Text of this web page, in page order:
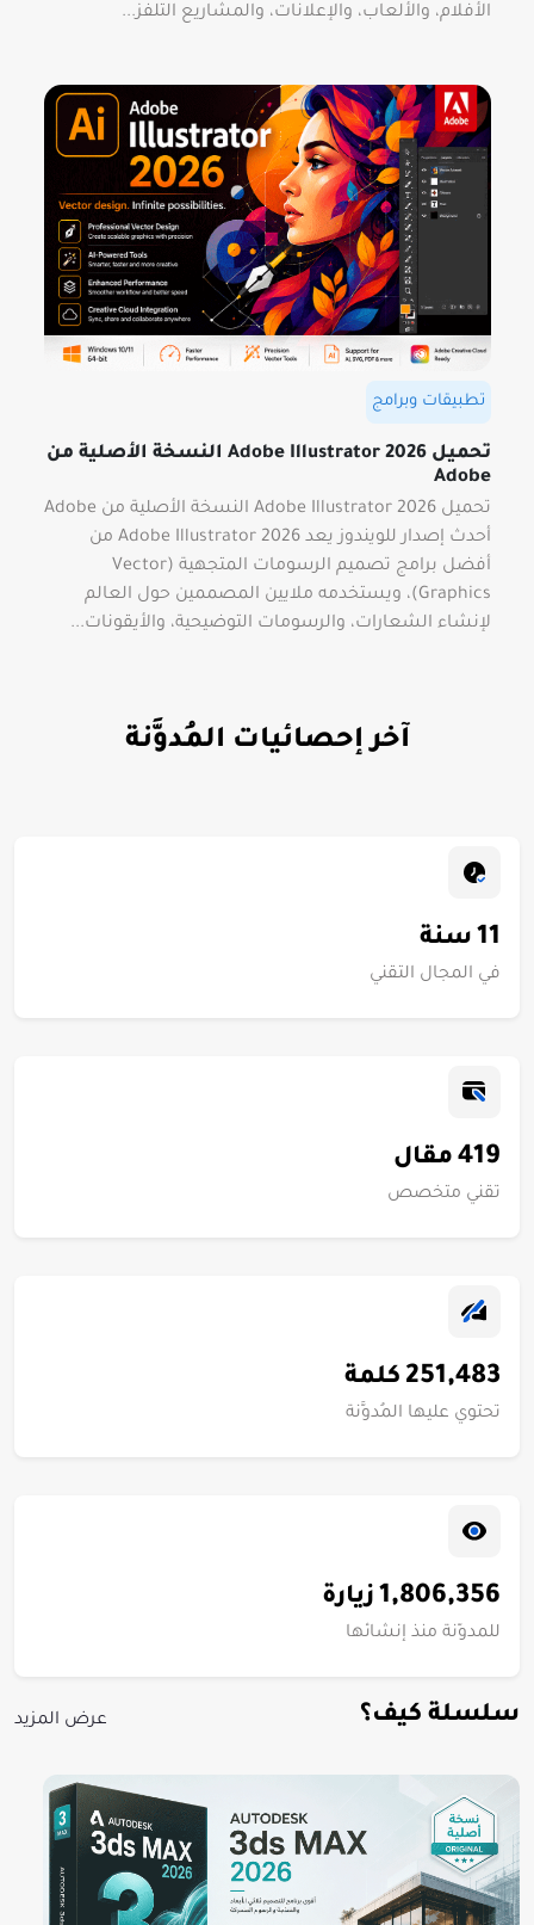
الأفلام، والألعاب، والإعلانات، والمشاريع التلفز...
تطبيقات وبرامج
تحميل Adobe Illustrator 2026 النسخة الأصلية من
Adobe
تحميل Adobe Illustrator 2026 النسخة الأصلية من Adobe
أحدث إصدار للويندوز يعد Adobe Illustrator 2026 من
أفضل برامج تصميم الرسومات المتجهية (Vector
Graphics)، ويستخدمه ملايين المصممين حول العالم
لإنشاء الشعارات، والرسومات التوضيحية، والأيقونات...
آخر إحصائيات المُدوَّنة
11 سنة
في المجال التقني
419 مقال
تقني متخصص
251,483 كلمة
تحتوي عليها المُدوَّنة
1,806,356 زيارة
للمدوّنة منذ إنشائها
سلسلة كيف؟ عرض المزيد